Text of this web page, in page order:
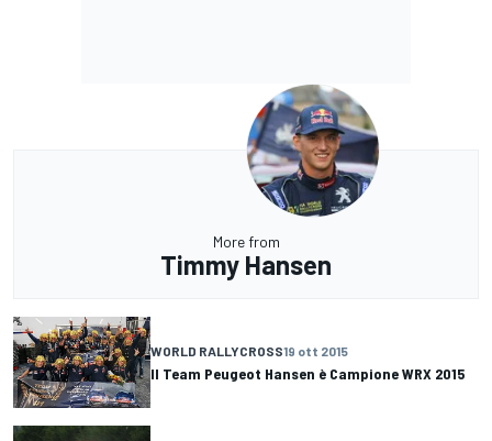
More from
Timmy Hansen
WORLD RALLYCROSS19 ott 2015
Il Team Peugeot Hansen è Campione WRX 2015